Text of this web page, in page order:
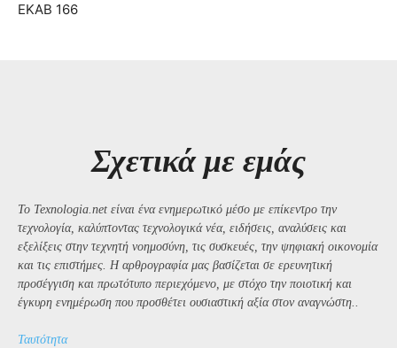
ΕΚΑΒ 166
Σχετικά με εμάς
Το Texnologia.net είναι ένα ενημερωτικό μέσο με επίκεντρο την
τεχνολογία, καλύπτοντας τεχνολογικά νέα, ειδήσεις, αναλύσεις και
εξελίξεις στην τεχνητή νοημοσύνη, τις συσκευές, την ψηφιακή οικονομία
και τις επιστήμες. Η αρθρογραφία μας βασίζεται σε ερευνητική
προσέγγιση και πρωτότυπο περιεχόμενο, με στόχο την ποιοτική και
έγκυρη ενημέρωση που προσθέτει ουσιαστική αξία στον αναγνώστη..
Ταυτότητα